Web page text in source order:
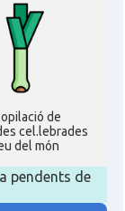
de
cel.lebrades
del món
pendents de